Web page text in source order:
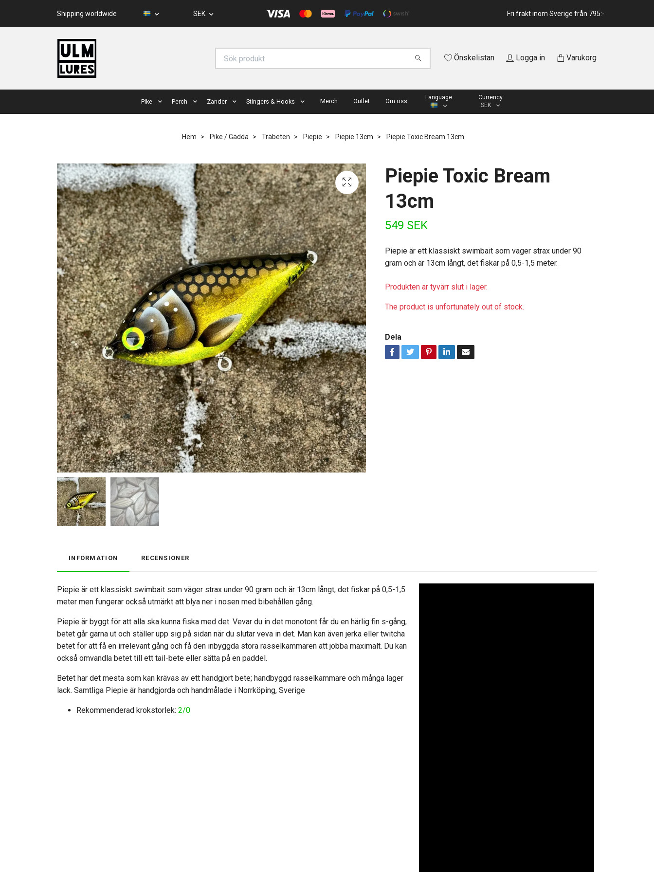
Shipping worldwide SEK Fri frakt inom Sverige från 795:-
Önskelistan Logga in Varukorg
Pike Perch Zander Stingers & Hooks Merch Outlet Om oss Language
Currency
SEK
Hem Pike / Gädda Träbeten Piepie Piepie 13cm Piepie Toxic Bream 13cm
Piepie Toxic Bream
13cm
549 SEK
Piepie är ett klassiskt swimbait som väger strax under 90
gram och är 13cm långt, det fiskar på 0,5-1,5 meter.
Produkten är tyvärr slut i lager.
The product is unfortunately out of stock.
Dela
INFORMATION RECENSIONER
Piepie är ett klassiskt swimbait som väger strax under 90 gram och är 13cm långt, det fiskar på 0,5-1,5
meter men fungerar också utmärkt att blya ner i nosen med bibehållen gång.
Piepie är byggt för att alla ska kunna fiska med det. Vevar du in det monotont får du en härlig fin s-gång,
betet går gärna ut och ställer upp sig på sidan när du slutar veva in det. Man kan även jerka eller twitcha
betet för att få en irrelevant gång och få den inbyggda stora rasselkammaren att jobba maximalt. Du kan
också omvandla betet till ett tail-bete eller sätta på en paddel.
Betet har det mesta som kan krävas av ett handgjort bete; handbyggd rasselkammare och många lager
lack. Samtliga Piepie är handgjorda och handmålade i Norrköping, Sverige
Rekommenderad krokstorlek: 2/0